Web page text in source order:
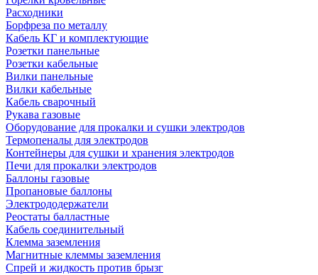
Расходники
Борфреза по металлу
Кабель КГ и комплектующие
Розетки панельные
Розетки кабельные
Вилки панельные
Вилки кабельные
Кабель сварочный
Рукава газовые
Оборудование для прокалки и сушки электродов
Термопеналы для электродов
Контейнеры для сушки и хранения электродов
Печи для прокалки электродов
Баллоны газовые
Пропановые баллоны
Электрододержатели
Реостаты балластные
Кабель соединительный
Клемма заземления
Магнитные клеммы заземления
Спрей и жидкость против брызг